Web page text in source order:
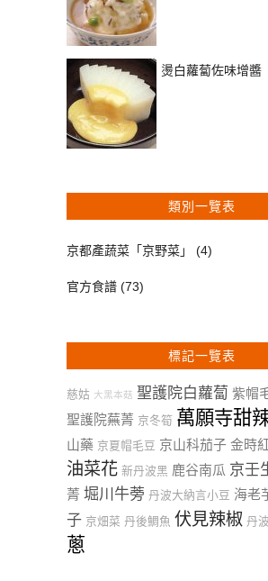
燙白蘿蔔佐味增醬
類別一覽表
京都產蔬菜「京野菜」 (4)
官方食譜 (73)
標記一覽表
慈姑 大黑本菇 聖護院白蘿蔔 紫帽
聖護院蕪菁 京冬筍 萬願寺甜
山藥 京夏帽毛豆 京山科茄子 金時
油菜花 新丹波黑 鹿谷南瓜 京壬
菁 堀川牛蒡 丹波大納言小豆 海老
子 京畑菜 丹後鯛魚 伏見辣椒 丹
蔥